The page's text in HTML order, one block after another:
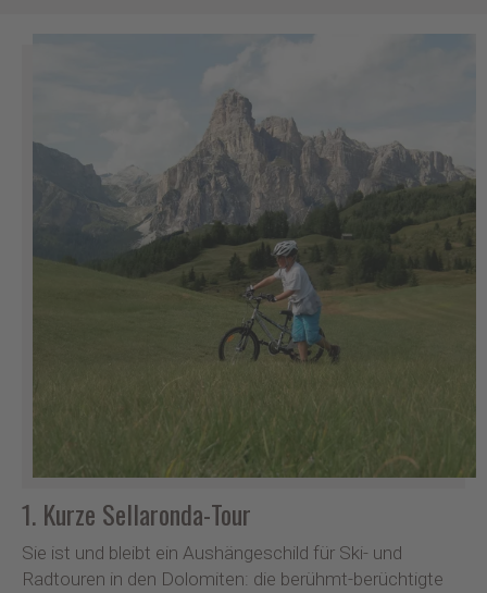
1. Kurze Sellaronda-Tour
Sie ist und bleibt ein Aushängeschild für Ski- und
Radtouren in den Dolomiten: die berühmt-berüchtigte